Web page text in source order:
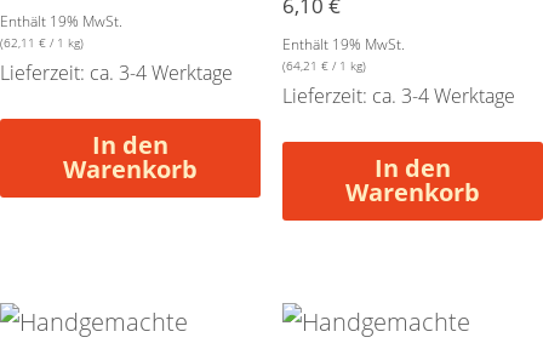
Enthält 19% MwSt.
(62,11 € / 1 kg)
Lieferzeit: ca. 3-4 Werktage
In den
Warenkorb
6,10 €
Enthält 19% MwSt.
(64,21 €/ 1 kg)
Lieferzeit: ca. 3-4 Werktage
In den
Warenkorb